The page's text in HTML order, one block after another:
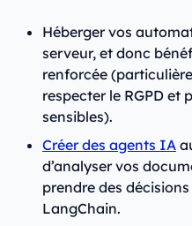
Héberger vos
serveur, et donc
renforcée
respecter le RGPD et
sensibles).
Créer des agents IA
d’analyser vos
prendre des
LangChain.